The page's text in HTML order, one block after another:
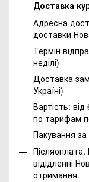
Доставка
Адресна
доставки
Термін
неділі)
Доставка
Україні)
Вартість:
по тарифам
Пакування за
відідленні
отримання.